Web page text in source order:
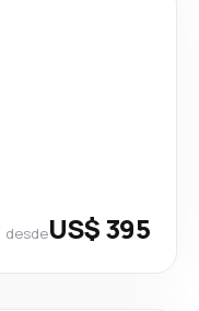
desdeUS$ 395